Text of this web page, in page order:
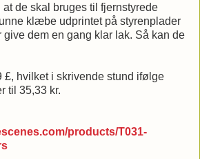
at de skal bruges til fjernstyrede
klæbe udprintet på styrenplader
dem en gang klar lak. Så kan de
£, hvilket i skrivende stund ifølge
til 35,33 kr.
products/T031-